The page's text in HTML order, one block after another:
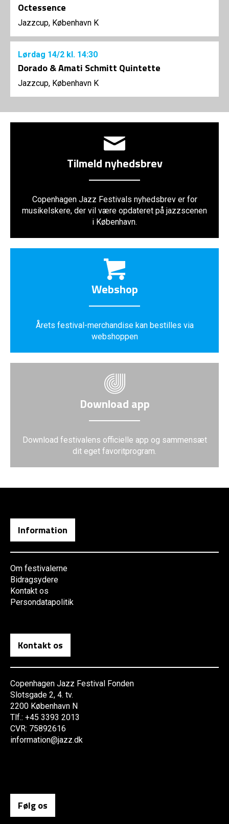
Octessence
Jazzcup, København K
Lørdag 14/2 kl. 14:30
Dorado & Amati Schmitt Quintette
Jazzcup, København K
Tilmeld nyhedsbrev
Copenhagen Jazz Festivals nyhedsbrev er for
musikelskere, der vil være opdateret på jazzscenen
i København.
Webshop
Årets festival-merchandise kan bestilles via
webshoppen
Download app
Download festivalens officielle app og sammensæt
dit eget favoritprogram.
Information
Om festivalerne
Bidragsydere
Kontakt os
Persondatapolitik
Kontakt os
Copenhagen Jazz Festival Fonden
Slotsgade 2, 4. tv.
2200 København N
Tlf.: +45 3393 2013
CVR: 75892616
information@jazz.dk
Følg os